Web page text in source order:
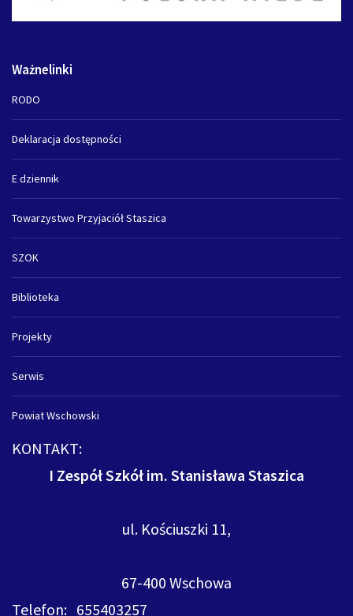
Ważnelinki
RODO
Deklaracja dostępności
E dziennik
Towarzystwo Przyjaciół Staszica
SZOK
Biblioteka
Projekty
Serwis
Powiat Wschowski
KONTAKT:
I Zespół Szkół im. Stanisława Staszica
ul. Kościuszki 11,
67-400 Wschowa
Telefon: 655403257